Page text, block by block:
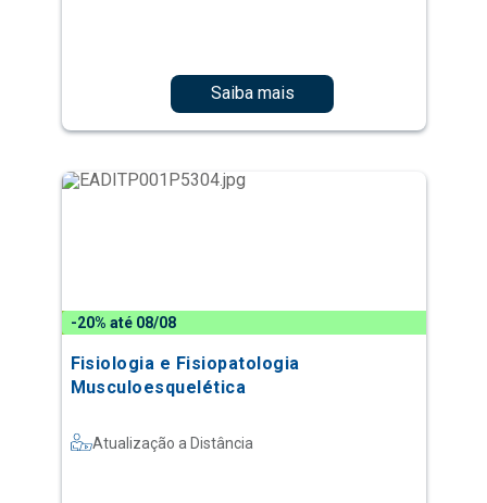
Saiba mais
-20% até 08/08
Fisiologia e Fisiopatologia
Musculoesquelética
Atualização a Distância